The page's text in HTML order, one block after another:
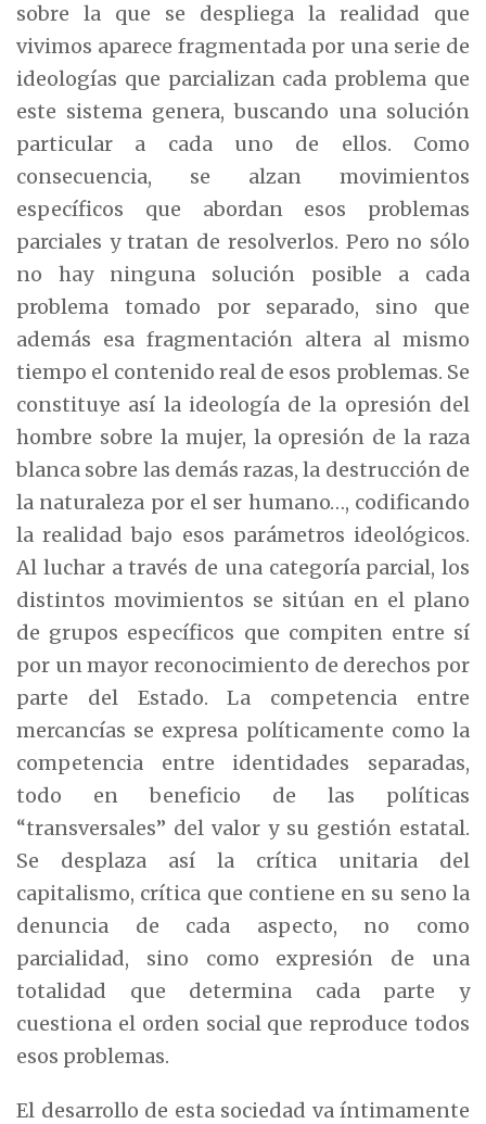
sobre la que se despliega la realidad que
vivimos aparece fragmentada por una serie de
ideologías que parcializan cada problema que
este sistema genera, buscando una solución
particular a cada uno de ellos. Como
consecuencia, se alzan movimientos
específicos que abordan esos problemas
parciales y tratan de resolverlos. Pero no sólo
no hay ninguna solución posible a cada
problema tomado por separado, sino que
además esa fragmentación altera al mismo
tiempo el contenido real de esos problemas. Se
constituye así la ideología de la opresión del
hombre sobre la mujer, la opresión de la raza
blanca sobre las demás razas, la destrucción de
la naturaleza por el ser humano…, codificando
la realidad bajo esos parámetros ideológicos.
Al luchar a través de una categoría parcial, los
distintos movimientos se sitúan en el plano
de grupos específicos que compiten entre sí
por un mayor reconocimiento de derechos por
parte del Estado. La competencia entre
mercancías se expresa políticamente como la
competencia entre identidades separadas,
todo en beneficio de las políticas
“transversales” del valor y su gestión estatal.
Se desplaza así la crítica unitaria del
capitalismo, crítica que contiene en su seno la
denuncia de cada aspecto, no como
parcialidad, sino como expresión de una
totalidad que determina cada parte y
cuestiona el orden social que reproduce todos
esos problemas.
El desarrollo de esta sociedad va íntimamente